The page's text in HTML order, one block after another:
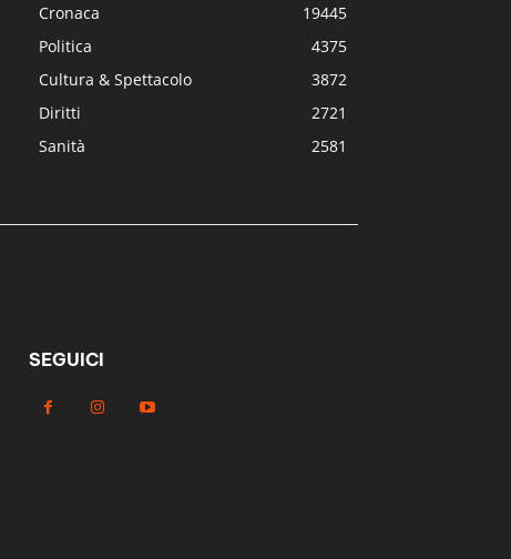
Cronaca
19445
Politica
4375
Cultura & Spettacolo
3872
Diritti
2721
Sanità
2581
SEGUICI